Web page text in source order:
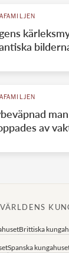
av
VÄRLDENS
Brittiska
Spanska